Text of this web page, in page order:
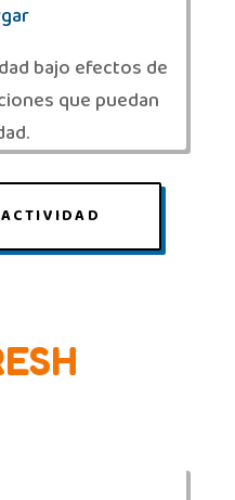
bajo efectos de
que puedan